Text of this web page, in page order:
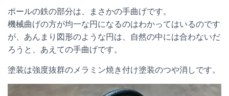
ポールの鉄の部分は、まさかの手曲げです。
機械曲げの方が均一な円になるのはわかってはいるのです
が、あんまり図形のような円は、自然の中には合わないだ
ろうと、あえての手曲げです。
塗装は強度抜群のメラミン焼き付け塗装のつや消しです。